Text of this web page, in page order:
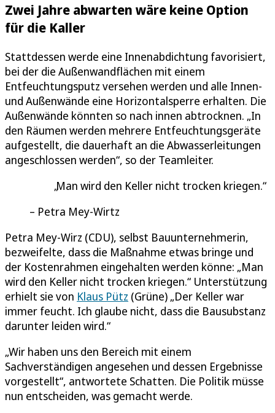
Zwei Jahre abwarten wäre keine Option
für die Kaller
Stattdessen werde eine Innenabdichtung favorisiert,
bei der die Außenwandflächen mit einem
Entfeuchtungsputz versehen werden und alle Innen-
und Außenwände eine Horizontalsperre erhalten. Die
Außenwände könnten so nach innen abtrocknen. „In
den Räumen werden mehrere Entfeuchtungsgeräte
aufgestellt, die dauerhaft an die Abwasserleitungen
angeschlossen werden“, so der Teamleiter.
Man wird den Keller nicht trocken kriegen.
Petra Mey-Wirtz
Petra Mey-Wirz (CDU), selbst Bauunternehmerin,
bezweifelte, dass die Maßnahme etwas bringe und
der Kostenrahmen eingehalten werden könne: „Man
wird den Keller nicht trocken kriegen.“ Unterstützung
erhielt sie von Klaus Pütz (Grüne) „Der Keller war
immer feucht. Ich glaube nicht, dass die Bausubstanz
darunter leiden wird.“
„Wir haben uns den Bereich mit einem
Sachverständigen angesehen und dessen Ergebnisse
vorgestellt“, antwortete Schatten. Die Politik müsse
nun entscheiden, was gemacht werde.